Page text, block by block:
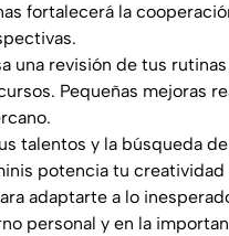
fortalecerá la
una revisión de tus
Pequeñas mejoras
talentos y la búsqueda
potencia tu creatividad
adaptarte a lo
personal y en la